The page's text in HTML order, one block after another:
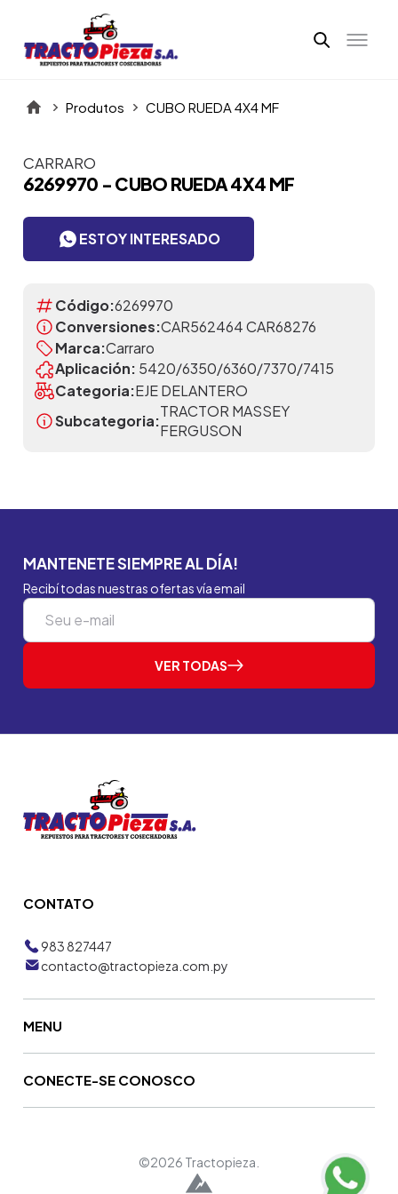
Produtos CUBO RUEDA 4X4 MF
Itens da Galeria
CARRARO
6269970 - CUBO RUEDA 4X4 MF
ESTOY INTERESADO
Código:6269970
Conversiones:CAR562464 CAR68276
Marca:Carraro
Aplicación: 5420/6350/6360/7370/7415
Categoria:EJE DELANTERO
Subcategoria:
TRACTOR MASSEY
FERGUSON
MANTENETE SIEMPRE AL DÍA!
Recibí todas nuestras ofertas vía email
VER TODAS
CONTATO
983 827447
contacto@tractopieza.com.py
MENU
CONECTE-SE CONOSCO
©2026 Tractopieza.